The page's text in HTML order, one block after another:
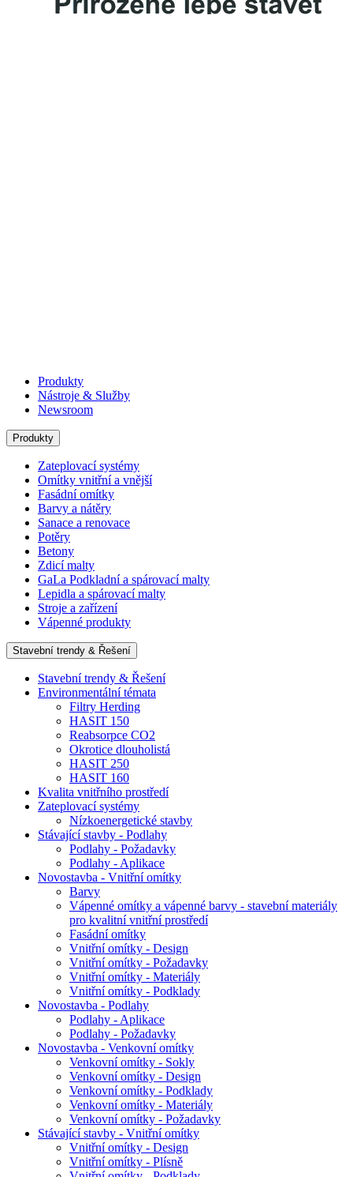
Produkty
Nástroje & Služby
Newsroom
Produkty
Zateplovací systémy
Omítky vnitřní a vnější
Fasádní omítky
Barvy a nátěry
Sanace a renovace
Potěry
Betony
Zdicí malty
GaLa Podkladní a spárovací malty
Lepidla a spárovací malty
Stroje a zařízení
Vápenné produkty
Stavební trendy & Řešení
Stavební trendy & Řešení
Environmentální témata
Filtry Herding
HASIT 150
Reabsorpce CO2
Okrotice dlouholistá
HASIT 250
HASIT 160
Kvalita vnitřního prostředí
Zateplovací systémy
Nízkoenergetické stavby
Stávající stavby - Podlahy
Podlahy - Požadavky
Podlahy - Aplikace
Novostavba - Vnitřní omítky
Barvy
Vápenné omítky a vápenné barvy - stavební materiály
pro kvalitní vnitřní prostředí
Fasádní omítky
Vnitřní omítky - Design
Vnitřní omítky - Požadavky
Vnitřní omítky - Materiály
Vnitřní omítky - Podklady
Novostavba - Podlahy
Podlahy - Aplikace
Podlahy - Požadavky
Novostavba - Venkovní omítky
Venkovní omítky - Sokly
Venkovní omítky - Design
Venkovní omítky - Podklady
Venkovní omítky - Materiály
Venkovní omítky - Požadavky
Stávající stavby - Vnitřní omítky
Vnitřní omítky - Design
Vnitřní omítky - Plísně